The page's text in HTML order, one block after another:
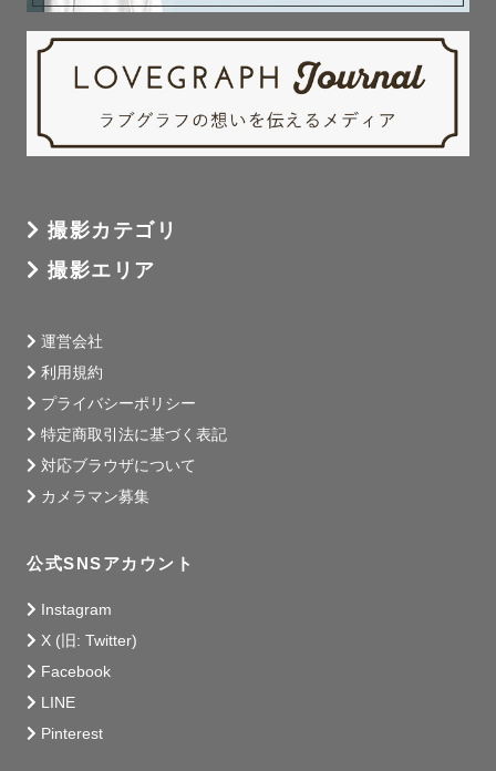
【③成人式 / 卒業式 撮影について】
私がカメラマンとして活動するきっかけの成人式撮影。
成人式撮影にかける思いは全国のカメラマンの誰にも負け
ない自信があります。
皆さんはこれまでどんな人生を歩んできましたか。
必ずしもそんなことばかりではないですよね。辛い経験や
苦しい経験も沢山してきたと思います。
そんなあなたをまるっと残す撮影というコンテンツ。
強さも覚悟もお茶目な所も全部切り取ります。
大切な晴れ着の撮影、ぜひお任せください。
- -
・至って普通体型 / 顔。コンプレックスなんて上げ出した
撮影カテゴリ
撮影エリア
運営会社
利用規約
プライバシーポリシー
特定商取引法に基づく表記
対応ブラウザについて
カメラマン募集
公式SNSアカウント
Instagram
X (旧: Twitter)
Facebook
LINE
Pinterest